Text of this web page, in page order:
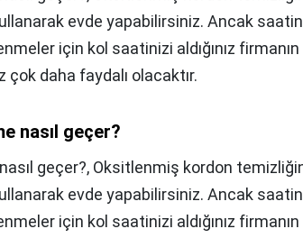
evde yapabilirsiniz. Ancak
için kol saatinizi aldığınız
çok daha faydalı olacaktır.
nasıl geçer?
geçer?, Oksitlenmiş kordon
evde yapabilirsiniz. Ancak
için kol saatinizi aldığınız